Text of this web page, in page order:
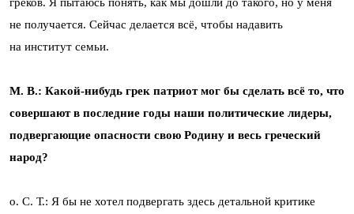
не получается. Сейчас делается всё, чтобы надавить
на институт семьи.
М. В.: Какой-нибудь грек патриот мог бы сделать всё то, что
совершают в последние годы наши политические лидеры,
подвергающие опасности свою Родину и весь греческий
народ?
о. С. Т.: Я бы не хотел подвергать здесь детальной критике